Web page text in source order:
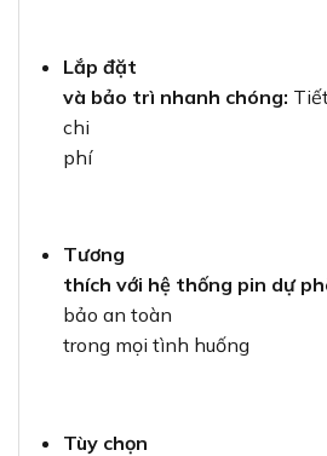
Lắp đặt
và bảo trì nhanh chóng:
chi
phí
Tương
thích với hệ thống pin dự
bảo an toàn
trong mọi tình huống
Tùy chọn